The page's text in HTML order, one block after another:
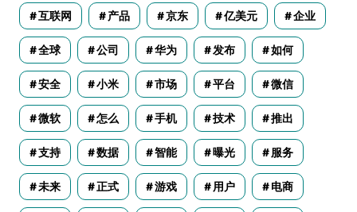
互联网 产品 京东 亿美元 企业
全球 公司 华为 发布 如何
安全 小米 市场 平台 微信
微软 怎么 手机 技术 推出
支持 数据 智能 曝光 服务
未来 正式 游戏 用户 电商